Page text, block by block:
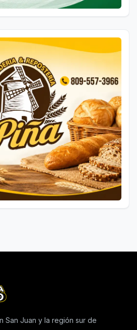
San Juan y la región sur de